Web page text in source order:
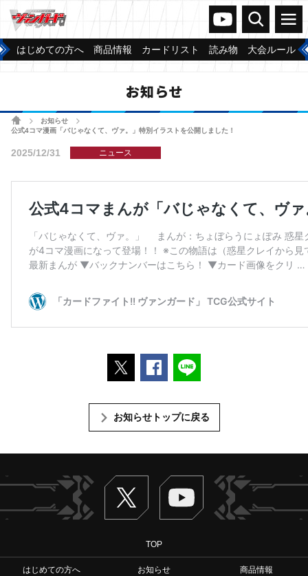
ヴァンガードch
検索 メニュー
はじめての方へ 商品情報 カードリスト 読み物 大会ルール
お知らせ
ホームお知らせ
公式4コマ漫画「バじゃなくて、ヴァ。」特別イラストを公開しました！
2025/12/31 ニュース
ポストするFacebookでシェアする
お知らせトップに戻る
Twitter ヴァンガードch
TOP
はじめての方へ お知らせ
商品情報